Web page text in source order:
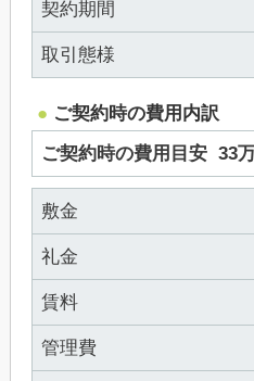
契約期間
取引態様
ご契約時の費用内訳
ご契約時の費用目安 33
敷金
礼金
賃料
管理費